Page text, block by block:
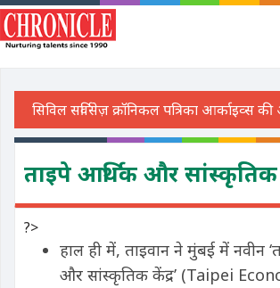
ताइपे आर्थिक और सांस्कृतिक
?>
हाल ही में, ताइवान ने मुंबई में नवीन
और सांस्कृतिक केंद्र’ (Taipei